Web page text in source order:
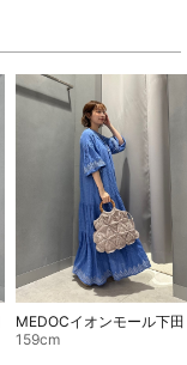
MEDOCイオンモール下田
159cm